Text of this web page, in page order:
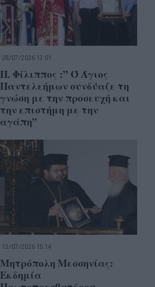
28/07/2026 13:01
Π. Φίλιππος :” Ό Άγιος
Παντελεήμων συνδύαζε τη
γνώση με την προσευχή και
την επιστήμη με την
αγάπη”
13/07/2026 15:14
Μητρόπολη Μεσσηνίας:
Εκδημία